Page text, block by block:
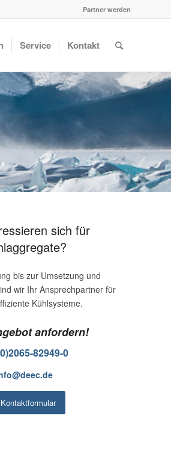
Partner werden
Service Kontakt
sich für
bis zur Umsetzung und
wir Ihr Ansprechpartner für
Kühlsysteme.
anfordern!
82949-0
Kontaktformular